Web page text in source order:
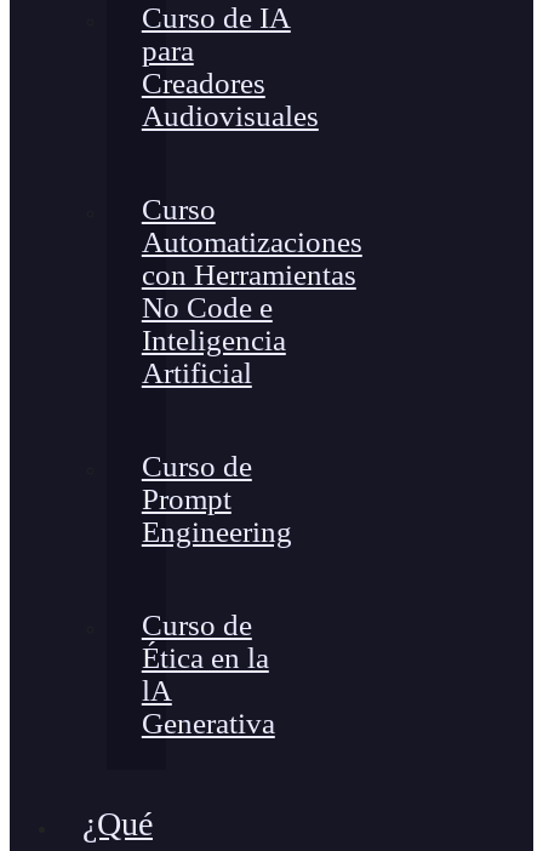
Curso de IA
para
Creadores
Audiovisuales
Curso
Automatizaciones
con Herramientas
No Code e
Inteligencia
Artificial
Curso de
Prompt
Engineering
Curso de
Ética en la
lA
Generativa
¿Qué